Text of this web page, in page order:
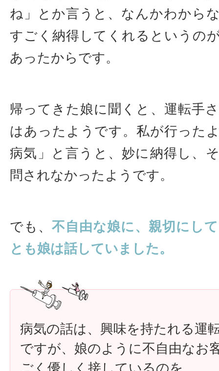
ね」とか言うと、なんかわから
すごく納得してくれるというの
あったからです。
帰ってきた娘に聞くと、運転手
はあったようです。私が行った
病気」と言うと、妙に納得し、
問されなかったようです。
でも、 不自由な娘に、親切にし
とも娘は話していました。
病気の話は、興味を持たれる運
ですが、娘のように不自由なお